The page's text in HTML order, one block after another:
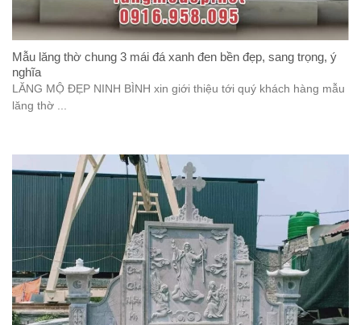
Mẫu lăng thờ chung 3 mái đá xanh đen bền đẹp, sang trọng, ý
nghĩa
LĂNG MỘ ĐẸP NINH BÌNH xin giới thiệu tới quý khách hàng mẫu
lăng thờ ...